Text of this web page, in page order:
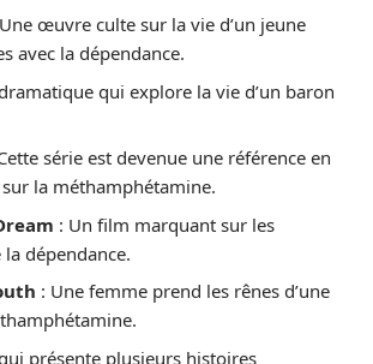
œuvre culte sur la vie d’un jeune
avec la dépendance.
qui explore la vie d’un baron
série est devenue une référence en
la méthamphétamine.
: Un film marquant sur les
dépendance.
: Une femme prend les rênes d’une
présente plusieurs histoires